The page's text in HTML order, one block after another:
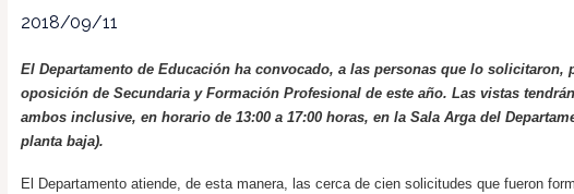
2018/09/11
El Departamento de Educación ha convocado, a las personas que lo solicitaron,
oposición de Secundaria y Formación Profesional de este año. Las vistas
ambos inclusive, en horario de 13:00 a 17:00 horas, en la Sala Arga del
planta baja).
El Departamento atiende, de esta manera, las cerca de cien solicitudes que fueron